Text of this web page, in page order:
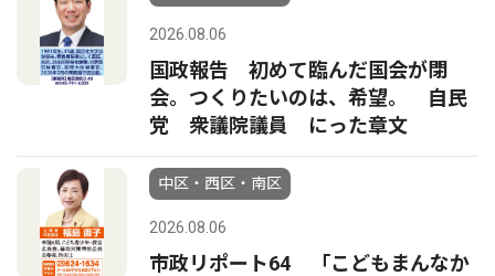
2026.08.06
国政報告 初めて臨んだ国会が閉
会。つくりたいのは、希望。 自民
党 衆議院議員 にった章文
中区・西区・南区
2026.08.06
市政リポート64 「こどもまんなか